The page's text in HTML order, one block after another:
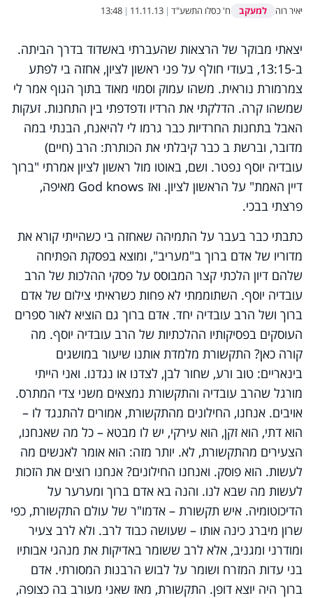
יאיר רוה למעקב ח' כסלו התשע"ד |
11.11.13
|
13:48
יצאתי מבוקר של הרצאות שהעברתי באשדוד בדרך הביתה.
ב-13:15, בעודי חולף על פני ראשון לציון, אחזה בי לפתע
צמרמורת נוראית. משהו עמוק וסמוי מאוד בתוך הגוף אמר לי
שמשהו קרה. הדלקתי את הרדיו ודפדפתי בין התחנות. זעקות
האבל בתחנות החרדיות כבר גרמו לי להיאנח, הבנתי במה
מדובר, וברשת ב כבר קיבלתי את הכותרת: הרב (חיים)
עובדיה יוסף נפטר. ושם, באוטו מול ראשון לציון אמרתי "ברוך
דיין האמת" על הראשון לציון. ואז God knows מאיפה,
פרצתי בבכי.
כתבתי כבר בעבר על התמיהה שאחזה בי כשהייתי קורא את
מדוריו של אדם ברוך ב"מעריב", ומוצא בפסקת הפתיחה
שלהם דיון הלכתי קצר המבוסס על פסקי ההלכות של הרב
עובדיה יוסף. השתוממתי לא פחות כשראיתי צילום של אדם
ברוך ושל הרב עובדיה יחד. אדם ברוך גם הוציא לאור ספרים
העוסקים בפסיקותיו ההלכתיות של הרב עובדיה יוסף. מה
קורה כאן? התקשורת מלמדת אותנו שיעור במושגים
בינאריים: טוב ורע, שחור לבן, לצדנו או נגדנו. ואני הייתי
מורגל שהרב עובדיה והתקשורת נמצאים משני צדי המתרס.
אויבים. אנחנו, החילונים מהתקשורת, אמורים להתנגד לו –
הוא דתי, הוא זקן, הוא עירקי, יש לו מבטא – כל מה שאנחנו,
הצעירים מהתקשורת, לא. יותר מזה: הוא אומר לאנשים מה
לעשות. הוא פוסק. ואנחנו החילונים? אנחנו רוצים את הזכות
לעשות מה שבא לנו. והנה בא אדם ברוך ומערער על
הדיכוטומיה. איש תקשורת – אדמו"ר של עולם התקשורת, כפי
שרון מיברג כינה אותו – שעושה כבוד לרב. ולא לרב צעיר
ומודרני ומגניב, אלא לרב ששומר באדיקות את מנהגי אבותיו
בני עדות המזרח ושומר על לבוש הרבנות המסורתי. אדם
ברוך היה יוצא דופן. התקשורת, מאז שאני מעורב בה כצופה,